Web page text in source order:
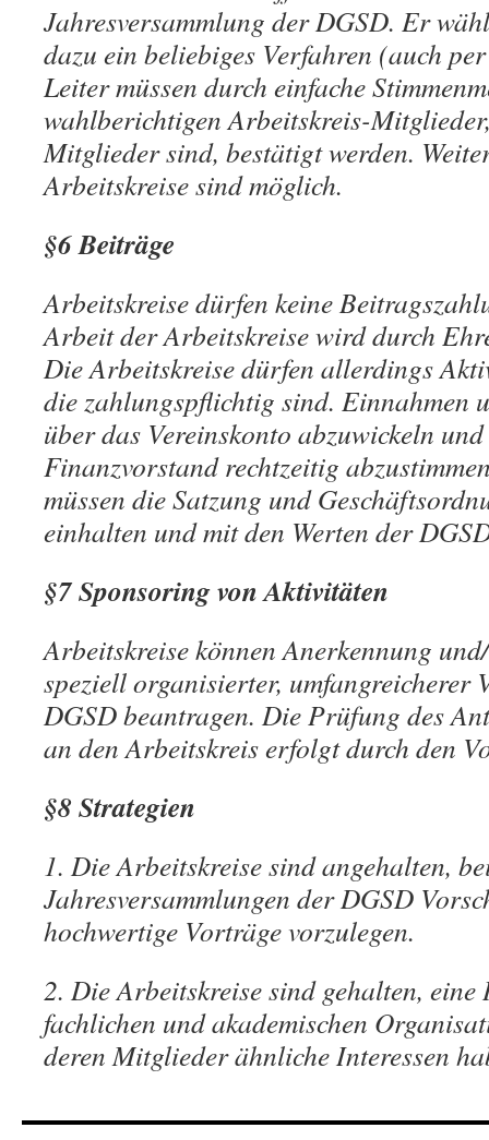
Jahresversammlung der DGSD. Er
dazu ein beliebiges Verfahren (auch
Leiter müssen durch einfache
wahlberichtigen Arbeitskreis-
Mitglieder sind, bestätigt werden.
Arbeitskreise sind möglich.
§6 Beiträge
Arbeitskreise dürfen keine
Arbeit der Arbeitskreise wird durch
Die Arbeitskreise dürfen allerdings
die zahlungspflichtig sind. Einnahmen
über das Vereinskonto abzuwickeln
Finanzvorstand rechtzeitig
müssen die Satzung und
einhalten und mit den Werten der
§7 Sponsoring von Aktivitäten
Arbeitskreise können Anerkennung
speziell organisierter, umfangreicherer
DGSD beantragen. Die Prüfung des
an den Arbeitskreis erfolgt durch den
§8 Strategien
1. Die Arbeitskreise sind angehalten,
Jahresversammlungen der DGSD
hochwertige Vorträge vorzulegen.
2. Die Arbeitskreise sind gehalten,
fachlichen und akademischen
deren Mitglieder ähnliche Interessen